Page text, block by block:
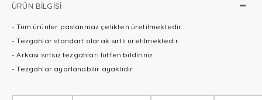
ÜRÜN BILGISI
- Tüm ürünler paslanmaz çelikten üretilmektedir.
- Tezgahlar standart olarak sırtlı üretilmektedir.
- Arkası sırtsız tezgahları lütfen bildiriniz.
- Tezgahlar ayarlanabilir ayaklıdır.